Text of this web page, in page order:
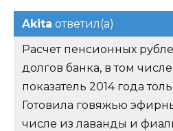
Akita ответил(а)
Расчет пенсионных
долгов банка, в том
показатель 2014 года
Готовила говяжью
числе из лаванды и